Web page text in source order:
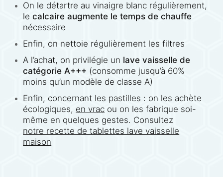
On le détartre au vinaigre blanc régulièrement,
lecalcaire augmente le temps de chauffe
nécessaire
Enfin, on nettoie régulièrement les filtres
A l’achat, on privilégie un lave vaisselle de
catégorie A+++ (consomme jusqu’à 60%
moins qu’un modèle de classe A)
Enfin, concernant les pastilles : on les achète
écologiques, en vrac ou on les fabrique soi-
même en quelques gestes. Consultez
notre recette de tablettes lave vaisselle
maison